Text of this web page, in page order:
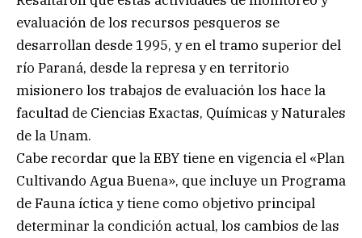
evaluación de los recursos pesqueros se
desarrollan desde 1995, y en el tramo superior del
río Paraná, desde la represa y en territorio
misionero los trabajos de evaluación los hace la
facultad de Ciencias Exactas, Químicas y Naturales
de la Unam.
Cabe recordar que la EBY tiene en vigencia el «Plan
Cultivando Agua Buena», que incluye un Programa
de Fauna íctica y tiene como objetivo principal
determinar la condición actual, los cambios de las